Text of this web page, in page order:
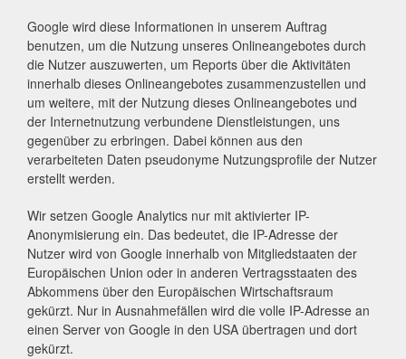
Google wird diese Informationen in unserem Auftrag
benutzen, um die Nutzung unseres Onlineangebotes durch
die Nutzer auszuwerten, um Reports über die Aktivitäten
innerhalb dieses Onlineangebotes zusammenzustellen und
um weitere, mit der Nutzung dieses Onlineangebotes und
der Internetnutzung verbundene Dienstleistungen, uns
gegenüber zu erbringen. Dabei können aus den
verarbeiteten Daten pseudonyme Nutzungsprofile der Nutzer
erstellt werden.
Wir setzen Google Analytics nur mit aktivierter IP-
Anonymisierung ein. Das bedeutet, die IP-Adresse der
Nutzer wird von Google innerhalb von Mitgliedstaaten der
Europäischen Union oder in anderen Vertragsstaaten des
Abkommens über den Europäischen Wirtschaftsraum
gekürzt. Nur in Ausnahmefällen wird die volle IP-Adresse an
einen Server von Google in den USA übertragen und dort
gekürzt.